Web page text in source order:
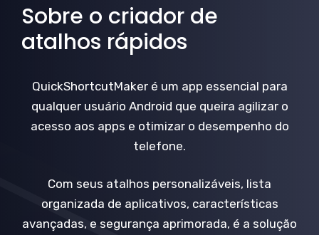
Sobre o criador de
atalhos rápidos
QuickShortcutMaker é um app essencial para
qualquer usuário Android que queira agilizar o
acesso aos apps e otimizar o desempenho do
telefone.
Com seus atalhos personalizáveis, lista
organizada de aplicativos, características
avançadas, e segurança aprimorada, é a solução